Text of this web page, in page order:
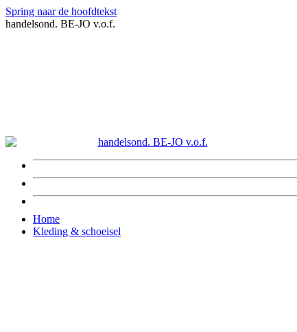
Spring naar de hoofdtekst
handelsond. BE-JO v.o.f.
Home
Kleding & schoeisel